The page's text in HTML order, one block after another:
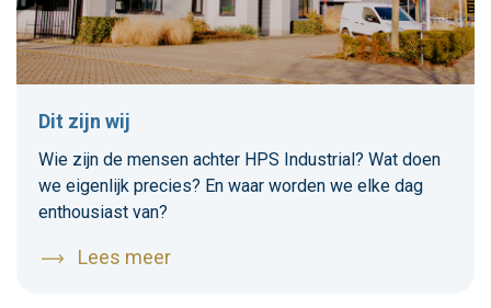
Dit zijn wij
Wie zijn de mensen achter HPS Industrial? Wat doen
we eigenlijk precies? En waar worden we elke dag
enthousiast van?
Lees meer